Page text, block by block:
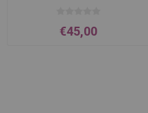
€45,00